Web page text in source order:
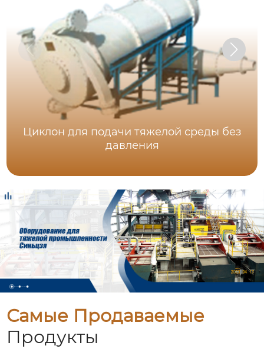
Циклон для подачи тяжелой среды без
давления
Самые Продаваемые
Продукты